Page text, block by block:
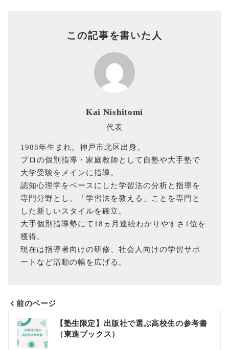
この記事を書いた人
Kai Nishitomi
代表
1988年生まれ。神戸市北区出身。
プロの個別指導・家庭教師として自塾や大手塾で
大学受験をメインに指導。
認知心理学をベースにした学習法の分析と指導を
専門分野とし、「学習法を教える」ことを専門と
した新しいスタイルを確立。
大手個別指導塾にて18ヵ月連続わかりやすさ1位を
獲得。
現在は指導者向けの研修、社会人向けの学習サポ
ートなど活動の幅を広げる。
投
稿
前のページ
【塾生限定】出版社で選ぶ高校生の参考書
（東進ブックス）